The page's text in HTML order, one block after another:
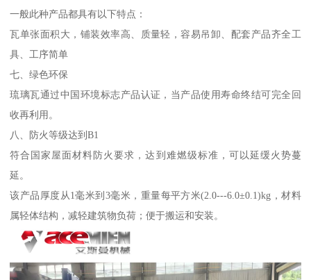
一般此种产品都具有以下特点：
瓦单张面积大，铺装效率高、质量轻，容易吊卸、配套产品齐全工
具、工序简单
七、绿色环保
琉璃瓦通过中国环境标志产品认证，当产品使用寿命终结可完全回
收再利用。
八、防火等级达到B1
符合国家屋面材料防火要求，达到难燃级标准，可以延缓火势蔓
延。
该产品厚度从1毫米到3毫米，重量每平方米(2.0---6.0±0.1)kg，材料
属轻体结构，减轻建筑物负荷；便于搬运和安装。